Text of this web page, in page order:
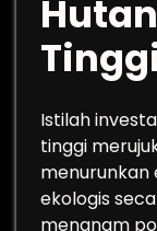
Istilah
tinggi
menurunkan
ekologis
menanam